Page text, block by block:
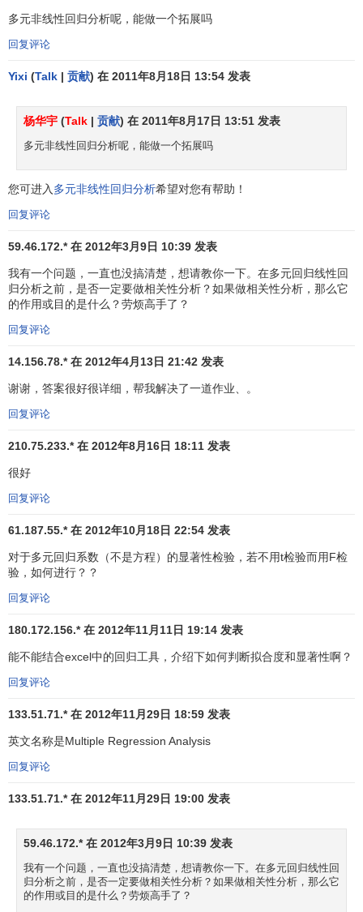
影响公路客货运输量的因素很多，主要包括以下一些因
人口增长量、国民生产总值、国民收入 工农业总产值，
基本建设投资额城乡居民储蓄额铁路和水运客运量等。
(2)货运量影响因素
人口货车保有量(包括拖拉机)，
社会商品购买力 、 社会商品
零售总额、铁路和水运货运
量额。
上述影响因素仅是对一般而言，在针对具体研究对象时
会有所增减。因此，在建立模型时只须列入重要的影响因
影响因素，则会造成预测结果的失真。另外，影响因素太少
会造成模型的敏感性太强。反之，若将非重要影响因素列入
模型，则会增加计算工作量，使模型的建立复杂化并增大
影响因素的选择是建立预测模型首要的关键环节，可采
专家调查法
验。
具体做法就是通过对长期从事该地区公路运输企业和运
输管理部门的领导干部、专家、工作人员和行家进行调查。
可通过组织召开座谈会，也可以通过采访，填写
意性，提高回归模型的精度和减少预测工作量，可通过查阅
有关统计资料后，再对各影响因素进行相关度(或关联度)和共
线性分析，从而再次筛选出最主要的影响因素，所谓相关度
列做相关分析事先确定—个相关系数，对相关系数小的影响
因素进行淘汰，关联度是灰色系统理论
过程中各因素之间的关联程度，可通过建空公路客、货运量
去关联度小的影响因素，所谓共线性是指某些影响因素之间
的特点，影响公路客，货运输量的诸多因素之间总是存在着
一定的相关性，持别是与国民经济有关的一些价值型指标。
我们研究的不是有无相关性问题而是共线性的程度，如
多元非线性回归分析呢，能做一个拓展吗
回复评论
Yixi (Talk | 贡献) 在 2011年8月18日 13:54 发表
杨华宇 (Talk | 贡献) 在 2011年8月17日 13:51 发表
多元非线性回归分析呢，能做一个拓展吗
您可进入多元非线性回归分析希望对您有帮助！
回复评论
59.46.172.* 在 2012年3月9日 10:39 发表
我有一个问题，一直也没搞清楚，想请教你一下。在多元回归线性回
归分析之前，是否一定要做相关性分析？如果做相关性分析，那么它
的作用或目的是什么？劳烦高手了？
回复评论
14.156.78.* 在 2012年4月13日 21:42 发表
谢谢，答案很好很详细，帮我解决了一道作业、。
回复评论
210.75.233.* 在 2012年8月16日 18:11 发表
很好
回复评论
61.187.55.* 在 2012年10月18日 22:54 发表
对于多元回归系数（不是方程）的显著性检验，若不用t检验而用F检
验，如何进行？？
回复评论
180.172.156.* 在 2012年11月11日 19:14 发表
能不能结合excel中的回归工具，介绍下如何判断拟合度和显著性啊？
回复评论
133.51.71.* 在 2012年11月29日 18:59 发表
英文名称是Multiple Regression Analysis
回复评论
133.51.71.* 在 2012年11月29日 19:00 发表
59.46.172.* 在 2012年3月9日 10:39 发表
我有一个问题，一直也没搞清楚，想请教你一下。在多元回归线性回
归分析之前，是否一定要做相关性分析？如果做相关性分析，那么它
的作用或目的是什么？劳烦高手了？